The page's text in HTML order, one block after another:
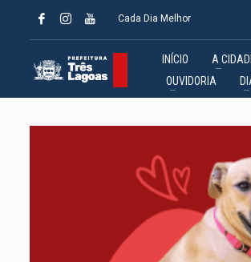
Cada Dia Melhor
INÍCIO A
OUVIDORIA